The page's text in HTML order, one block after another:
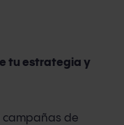
tu estrategia y
campañas de